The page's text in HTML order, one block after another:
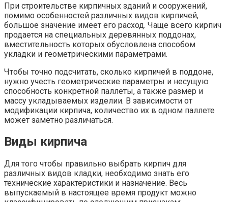
При строительстве кирпичных зданий и сооружений,
помимо особенностей различных видов кирпичей,
большое значение имеет его расход. Чаще всего кирпич
продается на специальных деревянных поддонах,
вместительность которых обусловлена способом
укладки и геометрическими параметрами.
Чтобы точно подсчитать, сколько кирпичей в поддоне,
нужно учесть геометрические параметры и несущую
способность конкретной паллеты, а также размер и
массу укладываемых изделии. В зависимости от
модификации кирпича, количество их в одном паллете
может заметно различаться.
Виды кирпича
Для того чтобы правильно выбрать кирпич для
различных видов кладки, необходимо знать его
технические характеристики и назначение. Весь
выпускаемый в настоящее время продукт можно